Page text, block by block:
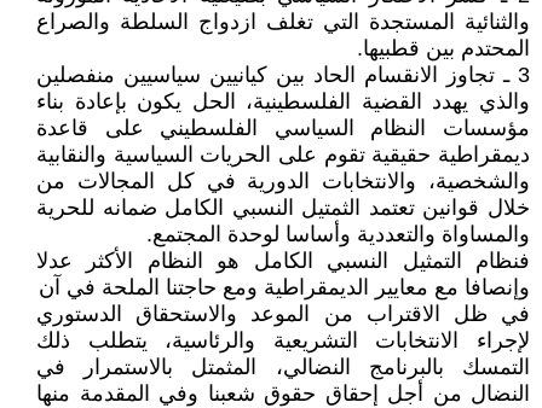
والثنائية المستجدة التي تغلف ازدواج السلطة والصراع
المحتدم بين قطبيها.
3 ـ تجاوز الانقسام الحاد بين كيانيين سياسيين منفصلين
والذي يهدد القضية الفلسطينية، الحل يكون بإعادة بناء
مؤسسات النظام السياسي الفلسطيني على قاعدة
ديمقراطية حقيقية تقوم على الحريات السياسية والنقابية
والشخصية، والانتخابات الدورية في كل المجالات من
خلال قوانين تعتمد الثمتيل النسبي الكامل ضمانه للحرية
والمساواة والتعددية وأساسا لوحدة المجتمع.
فنظام التمثيل النسبي الكامل هو النظام الأكثر عدلا
وإنصافا مع معايير الديمقراطية ومع حاجتنا الملحة في آن
في ظل الاقتراب من الموعد والاستحقاق الدستوري
لإجراء الانتخابات التشريعية والرئاسية، يتطلب ذلك
التمسك بالبرنامج النضالي، المثمتل بالاستمرار في
النضال من أجل إحقاق حقوق شعبنا وفي المقدمة منها